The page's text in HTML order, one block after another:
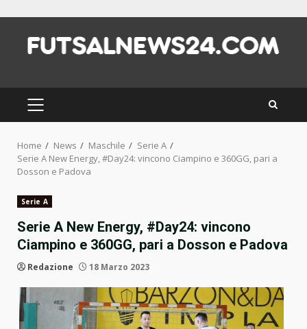
content
PRIMARY
MENU
Home News Maschile
Serie A
Serie A New Energy, #Day24: vincono Ciampino e 360GG, pari a
Dosson e Padova
Serie A
Serie A New Energy, #Day24: vincono
Ciampino e 360GG, pari a Dosson e Padova
Redazione 18 Marzo 2023